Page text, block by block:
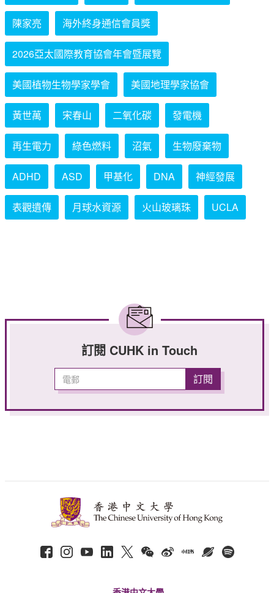
陳家亮 海外終身通信會員獎
2026亞太國際教育協會年會暨展覽
美國植物生物學家學會 美國地理學家協會
黃世萬 宋春山 二氧化碳 發電機
再生電力 綠色燃料 沼氣 生物廢棄物
ADHD ASD 甲基化 DNA 神經發展
表觀遺傳 月球水資源 火山玻璃珠 UCLA
訂閱 CUHK in Touch